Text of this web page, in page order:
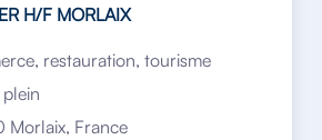
H/F MORLAIX
restauration, tourisme
France